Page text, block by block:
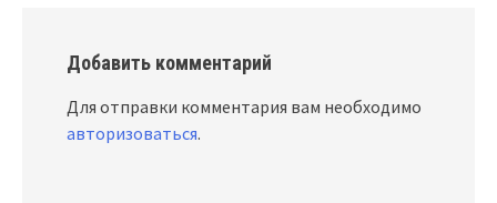
Добавить комментарий
Для отправки комментария вам необходимо
авторизоваться.